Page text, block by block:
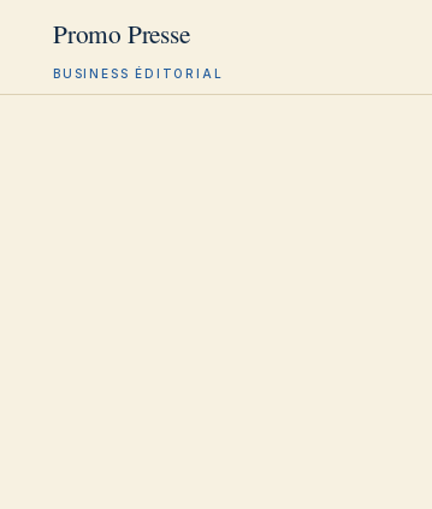
BUSINESS ÉDITORIAL